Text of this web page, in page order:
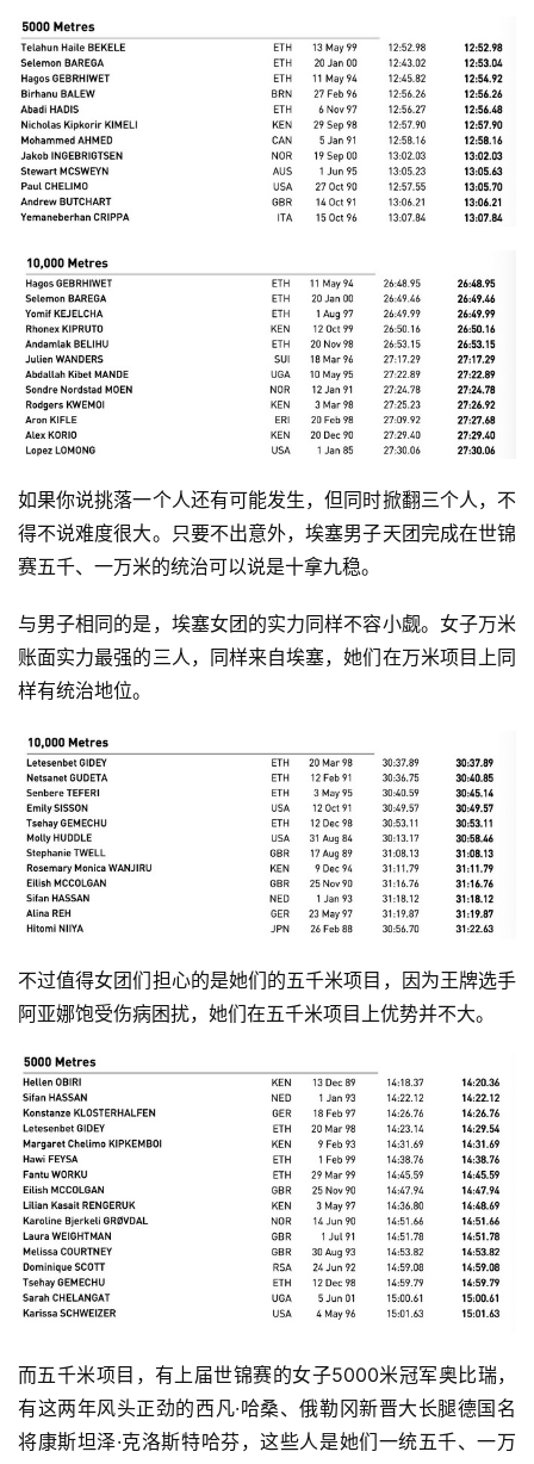
比
赛
观
察
装
训
练
如果你说挑落一个人还有可能发生，但同时掀翻三个人，不
得不说难度很大。只要不出意外，埃塞男子天团完成在世锦
赛五千、一万米的统治可以说是十拿九稳。
与男子相同的是，埃塞女团的实力同样不容小觑。女子万米
账面实力最强的三人，同样来自埃塞，她们在万米项目上同
样有统治地位。
不过值得女团们担心的是她们的五千米项目，因为王牌选手
阿亚娜饱受伤病困扰，她们在五千米项目上优势并不大。
而五千米项目，有上届世锦赛的女子5000米冠军奥比瑞，
有这两年风头正劲的西凡·哈桑、俄勒冈新晋大长腿德国名
将康斯坦泽·克洛斯特哈芬，这些人是她们一统五千、一万